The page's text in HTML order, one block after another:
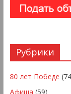
Рубрики
80 лет Победе
Афиша (59)